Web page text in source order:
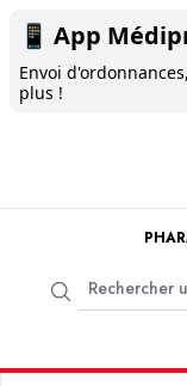
📱 App
Envoi
plus !